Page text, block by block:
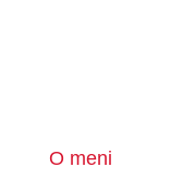
O meni